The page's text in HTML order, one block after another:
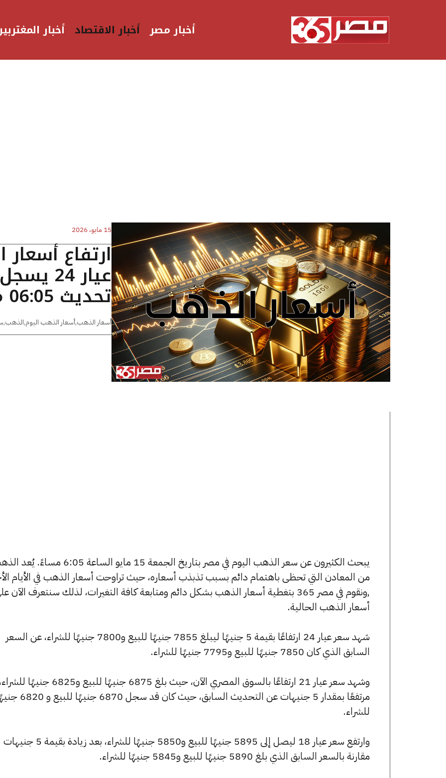
أخبار مصر أخبار الاقتصاد أخبار
15 مايو، 2026
ارتفاع
تحديث 06:05 مساءًا
أسعار الذهب,أسعار الذهب اليوم,الذهب,
يبحث الكثيرون عن سعر الذهب اليوم في مصر بتاريخ الجمعة 15 مايو الساعة 6:05
من المعادن التي تحظى باهتمام دائم بسبب تذبذب أسعاره، حيث تراوحت أسعار الذهب في الأيام
,ونقوم في مصر 365 بتغطية أسعار الذهب بشكل دائم ومتابعة كافة التغيرات، لذلك سنتعرف الآن
أسعار الذهب الحالية.
شهد سعر عيار 24 ارتفاعًا بقيمة 5 جنيهًا ليبلغ 7855 جنيهًا للبيع و7800 جنيهًا للشراء، عن السعر
السابق الذي كان 7850 جنيهًا للبيع و7795 جنيهًا للشراء.
وشهد سعر عيار 21 ارتفاعًا بالسوق المصري الآن، حيث بلغ 6875 جنيهًا للبيع و6825 جنيهًا للشراء،
مرتفعًا بمقدار 5 جنيهات عن التحديث السابق، حيث كان قد سجل
للشراء.
وارتفع سعر عيار 18 ليصل إلى 5895 جنيهًا للبيع و5850 جنيهًا للشراء، بعد زيادة بقيمة 5 جنيهات
مقارنة بالسعر السابق الذي بلغ 5890 جنيهًا للبيع و5845 جنيهًا للشراء.